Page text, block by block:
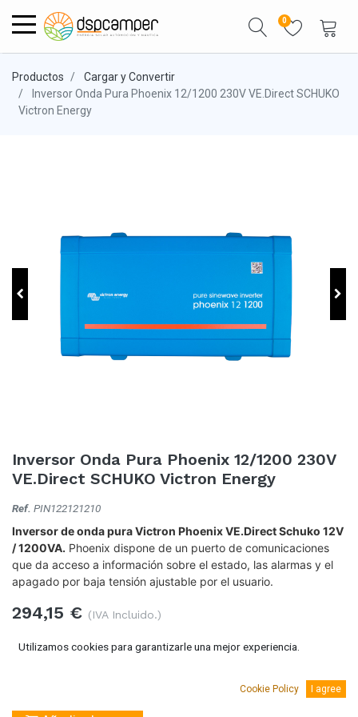
0
Productos
Cargar y Convertir
Inversor Onda Pura Phoenix 12/1200 230V VE.Direct SCHUKO
Victron Energy
Inversor Onda Pura Phoenix 12/1200 230V
VE.Direct SCHUKO Victron Energy
Ref. PIN122121210
Inversor de onda pura Victron Phoenix VE.Direct Schuko 12V
/ 1200VA. Phoenix dispone de un puerto de comunicaciones
que da acceso a información sobre el estado, las alarmas y el
apagado por baja tensión ajustable por el usuario.
294,15 € (IVA Incluido.)
243,10€ (Sin IVA)
Utilizamos cookies para garantizarle una mejor experiencia.
Cookie Policy I agree